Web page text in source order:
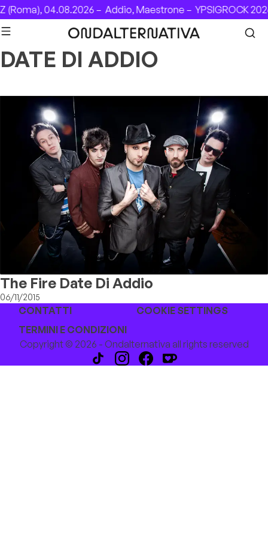
Skip to content
(Roma), 04.08.2026 – Addio, Maestrone – YPSIGROCK
DATE DI ADDIO
The Fire Date Di Addio
06/11/2015
CONTATTI
COOKIE SETTINGS
TERMINI E CONDIZIONI
Copyright © 2026 - Ondalternativa all rights reserved